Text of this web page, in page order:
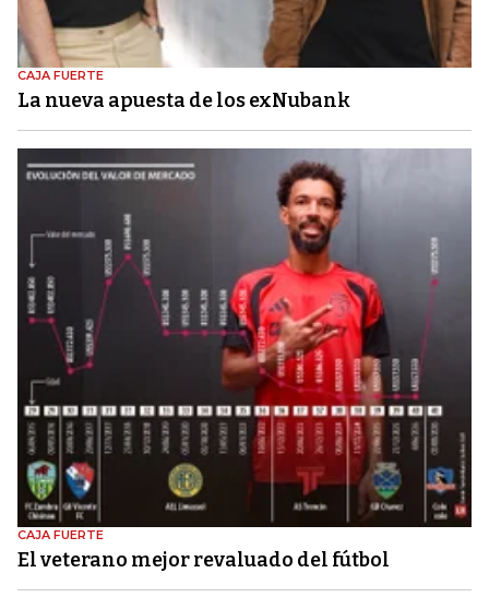
CAJA FUERTE
La nueva apuesta de los exNubank
CAJA FUERTE
El veterano mejor revaluado del fútbol